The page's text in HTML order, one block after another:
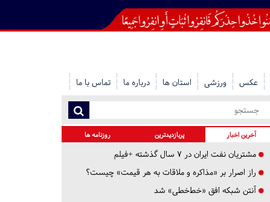
عکس ورزشی استان ها درباره ما تماس با ما
آخرین اخبار پربازدیدترین روزنامه ها
مشتریان نفت ایران در ۷ سال گذشته +فیلم
راز اصرار بر «مذاکره و ملاقات به هر قیمت» چیست؟
آنتن شبکه افق «خط‌خطی» شد